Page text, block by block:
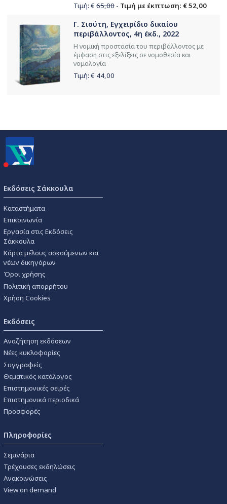
Τιμή: € 65,00 - Τιμή με έκπτωση: € 52,00
Γ. Σιούτη, Εγχειρίδιο δικαίου
περιβάλλοντος, 4η έκδ., 2022
Η νομική προστασία του περιβάλλοντος με
έμφαση στις εξελίξεις σε νομοθεσία και
νομολογία
Τιμή: € 44,00
Εκδόσεις Σάκκουλα
Καταστήματα
Επικοινωνία
Εργασία στις Εκδόσεις
Σάκκουλα
Κάρτα μέλους ασκούμενων και
νέων δικηγόρων
Όροι χρήσης
Πολιτική απορρήτου
Χρήση Cookies
Εκδόσεις
Αναζήτηση εκδόσεων
Νέες κυκλοφορίες
Συγγραφείς
Θεματικός κατάλογος
Επιστημονικές σειρές
Επιστημονικά περιοδικά
Προσφορές
Πληροφορίες
Σεμινάρια
Τρέχουσες εκδηλώσεις
Ανακοινώσεις
View on demand